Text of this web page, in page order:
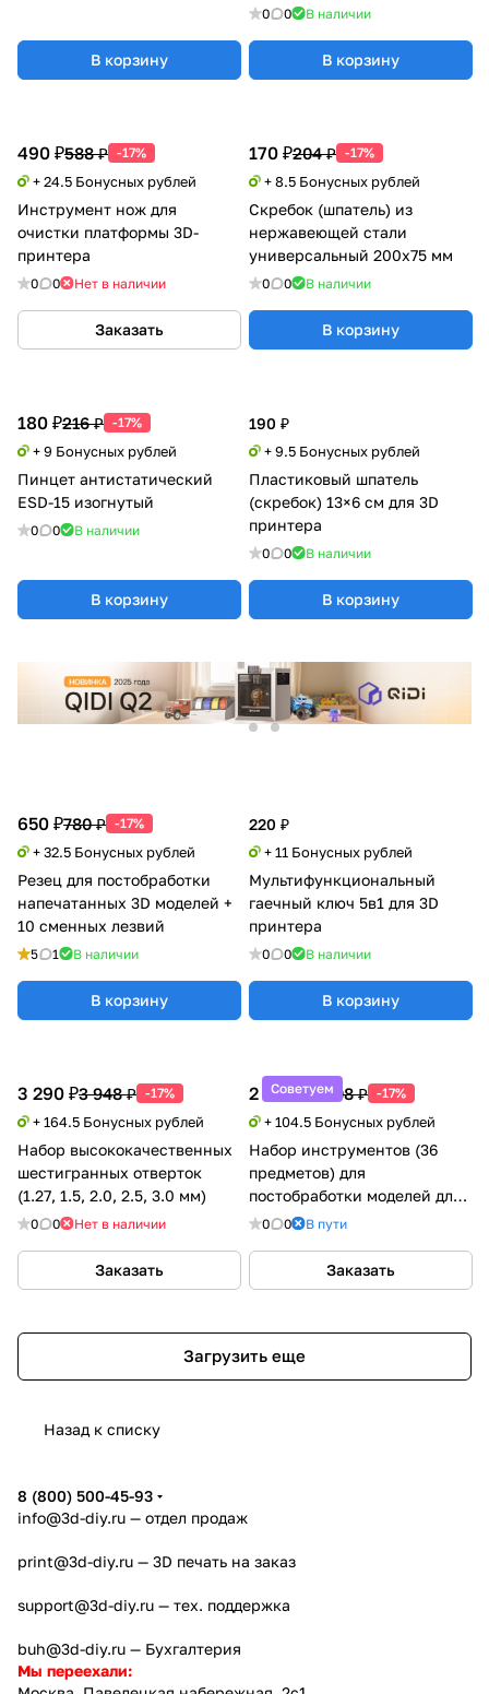
В корзину
0 0 В наличии
В корзину
170 ₽204 ₽ -17%
+ 8.5 Бонусных рублей
Скребок (шпатель) из
нержавеющей стали
универсальный 200x75 мм
0 0 В наличии
В корзину
180 ₽216 ₽ -17%
+ 9 Бонусных рублей
Пинцет антистатический
ESD-15 изогнутый
0 0 В наличии
В корзину
190 ₽
+ 9.5 Бонусных рублей
Пластиковый шпатель
(скребок) 13×6 см для 3D
принтера
0 0 В наличии
В корзину
650 ₽780 ₽ -17%
+ 32.5 Бонусных рублей
Резец для постобработки
напечатанных 3D моделей +
10 сменных лезвий
5 1 В наличии
В корзину
220 ₽
+ 11 Бонусных рублей
Мультифункциональный
гаечный ключ 5в1 для 3D
принтера
0 0 В наличии
В корзину
490 ₽588 ₽ -17%
+ 24.5 Бонусных рублей
Инструмент нож для
очистки платформы 3D-
принтера
0 0 Нет в наличии
Заказать
3 290 ₽3 948 ₽ -17%
+ 164.5 Бонусных рублей
Набор высококачественных
шестигранных отверток
(1.27, 1.5, 2.0, 2.5, 3.0 мм)
0 0 Нет в наличии
Заказать
Советуем
2 090 ₽2 508 ₽ -17%
+ 104.5 Бонусных рублей
Набор инструментов (36
предметов) для
постобработки моделей для
3D принтера
0 0 В пути
Заказать
Загрузить еще
Назад к списку
8 (800) 500-45-93
info@3d-diy.ru — отдел продаж
print@3d-diy.ru — 3D печать на заказ
support@3d-diy.ru — тех. поддержка
buh@3d-diy.ru — Бухгалтерия
Мы переехали: